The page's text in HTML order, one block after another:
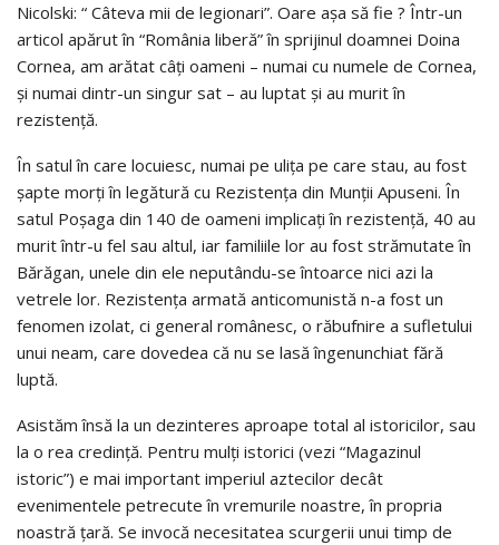
Nicolski: “ Câteva mii de legionari”. Oare aşa să fie ? Într-un
articol apărut în “România liberă” în sprijinul doamnei Doina
Cornea, am arătat câţi oameni – numai cu numele de Cornea,
şi numai dintr-un singur sat – au luptat şi au murit în
rezistenţă.
În satul în care locuiesc, numai pe uliţa pe care stau, au fost
şapte morţi în legătură cu Rezistenţa din Munţii Apuseni. În
satul Poşaga din 140 de oameni implicaţi în rezistenţă, 40 au
murit într-u fel sau altul, iar familiile lor au fost strămutate în
Bărăgan, unele din ele neputându-se întoarce nici azi la
vetrele lor. Rezistenţa armată anticomunistă n-a fost un
fenomen izolat, ci general românesc, o răbufnire a sufletului
unui neam, care dovedea că nu se lasă îngenunchiat fără
luptă.
Asistăm însă la un dezinteres aproape total al istoricilor, sau
la o rea credinţă. Pentru mulţi istorici (vezi “Magazinul
istoric”) e mai important imperiul aztecilor decât
evenimentele petrecute în vremurile noastre, în propria
noastră ţară. Se invocă necesitatea scurgerii unui timp de